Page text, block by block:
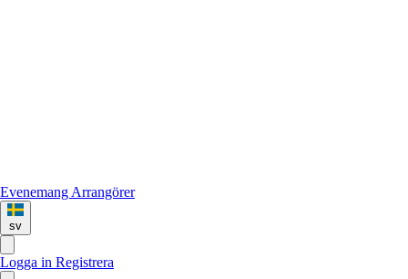
Evenemang Arrangörer
sv
Logga in Registrera